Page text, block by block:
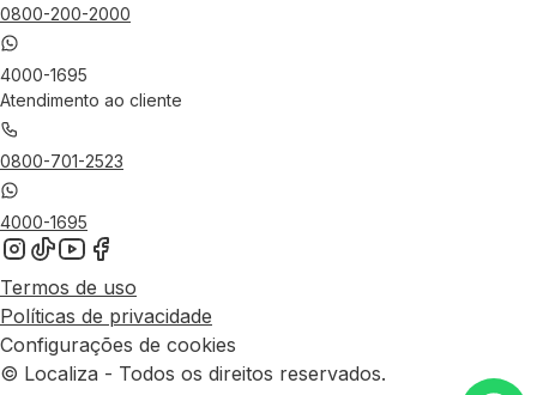
0800-200-2000
4000-1695
Atendimento ao cliente
0800-701-2523
4000-1695
Termos de uso
Políticas de privacidade
Configurações de cookies
© Localiza - Todos os direitos reservados.